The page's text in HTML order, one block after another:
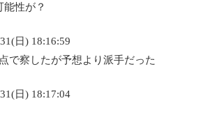
能性が？
日) 18:16:59
で察したが予想より派手だった
日) 18:17:04